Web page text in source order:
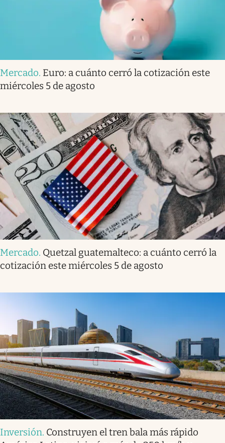
Mercado. Euro: a cuánto cerró la cotización este
miércoles 5 de agosto
Mercado. Quetzal guatemalteco: a cuánto cerró la
cotización este miércoles 5 de agosto
Inversión. Construyen el tren bala más rápido